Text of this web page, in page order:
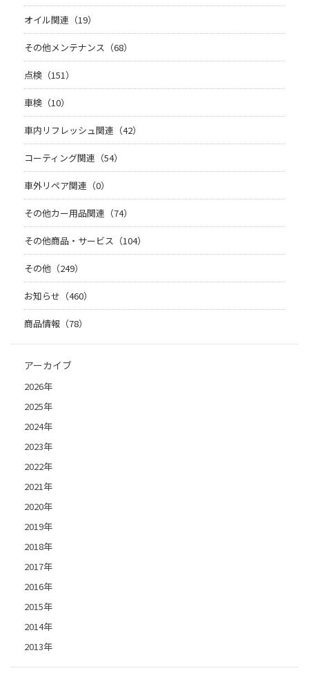
オイル関連（19）
その他メンテナンス（68）
点検（151）
車検（10）
車内リフレッシュ関連（42）
コーティング関連（54）
車外リペア関連（0）
その他カー用品関連（74）
その他商品・サービス（104）
その他（249）
お知らせ（460）
商品情報（78）
アーカイブ
2026年
2025年
2024年
2023年
2022年
2021年
2020年
2019年
2018年
2017年
2016年
2015年
2014年
2013年